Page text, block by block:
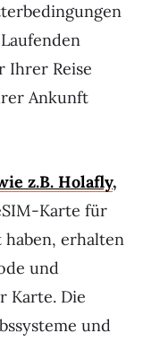
Ihrer Reise
Ankunft
z.B. Holafly,
Karte für
haben, erhalten
und
Karte. Die
und